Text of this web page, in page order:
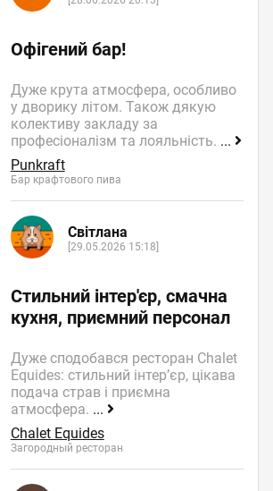
Офігений бар!
Дуже крута атмосфера, особливо
у дворику літом. Також дякую
колективу закладу за
професіоналізм та лояльність. ...
Punkraft
Бар крафтового пива
Світлана
[29.05.2026 15:18]
Стильний інтер'єр, смачна
кухня, приємний персонал
Дуже сподобався ресторан Chalet
Equides: стильний інтер’єр, цікава
подача страв і приємна
атмосфера. ...
Chalet Equides
Загородный ресторан